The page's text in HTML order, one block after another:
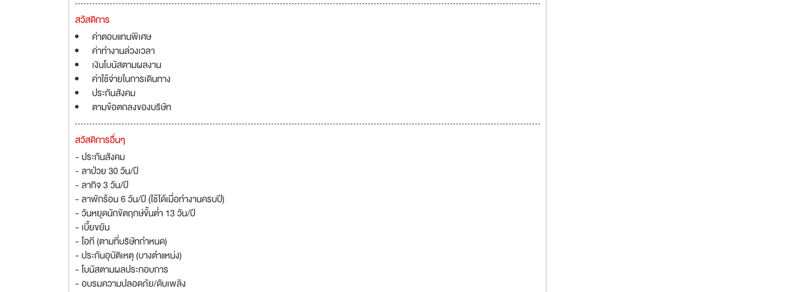
สวัสดิการ
ค่าตอบแทนพิเศษ
ค่าทำงานล่วงเวลา
เงินโบนัสตามผลงาน
ค่าใช้จ่ายในการเดินทาง
ประกันสังคม
ตามข้อตกลงของบริษัท
สวัสดิการอื่นๆ
- ประกันสังคม
- ลาป่วย 30 วัน/ปี
- ลากิจ 3 วัน/ปี
- ลาพักร้อน 6 วัน/ปี (ใช้ได้เมื่อทำงานครบปี)
- วันหยุดนักขัตฤกษ์ขั้นต่ำ 13 วัน/ปี
- เบี้ยขยัน
- โอที (ตามที่บริษัทกำหนด)
- ประกันอุบัติเหตุ (บางตำแหน่ง)
- โบนัสตามผลประกอบการ
- อบรมความปลอดภัย/ดับเพลิง